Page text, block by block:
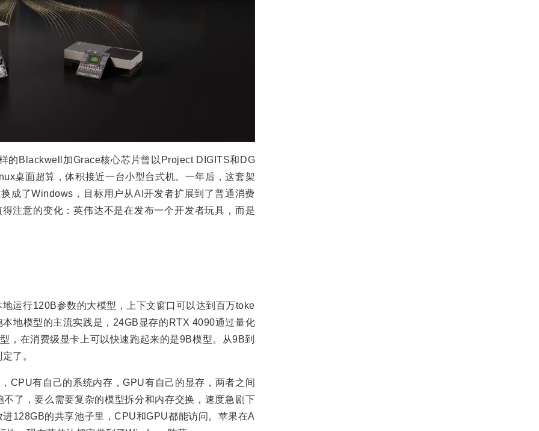
的Blackwell加Grace核心芯片曾以Project DIGITS和DG
桌面超算，体积接近一台小型台式机。一年后，这套架
成了Windows，目标用户从AI开发者扩展到了普通消费
注意的变化：英伟达不是在发布一个开发者玩具，而是
运行120B参数的大模型，上下文窗口可以达到百万toke
地模型的主流实践是，24GB显存的RTX 4090通过量化
，在消费级显卡上可以快速跑起来的是9B模型。从9B到
了。
CPU有自己的系统内存，GPU有自己的显存，两者之间
了，要么需要复杂的模型拆分和内存交换，速度急剧下
128GB的共享池子里，CPU和GPU都能访问。苹果在A